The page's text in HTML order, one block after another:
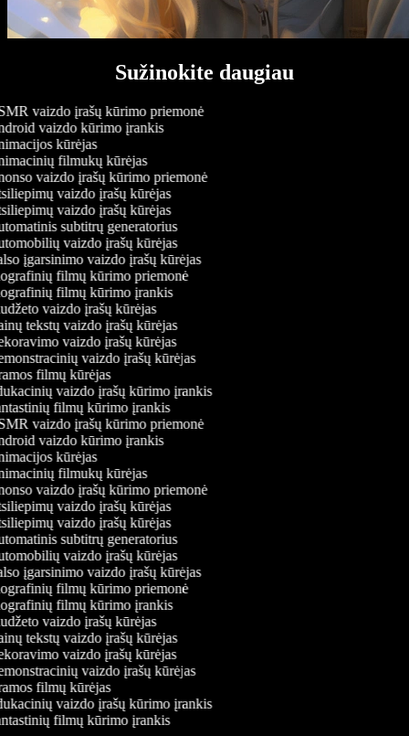
Sužinokite daugiau
vaizdo įrašų kūrimo priemonė
vaizdo kūrimo įrankis
kūrėjas
filmukų kūrėjas
vaizdo įrašų kūrimo priemonė
vaizdo įrašų kūrėjas
vaizdo įrašų kūrėjas
subtitrų generatorius
vaizdo įrašų kūrėjas
įgarsinimo vaizdo įrašų kūrėjas
filmų kūrimo priemonė
filmų kūrimo įrankis
vaizdo įrašų kūrėjas
tekstų vaizdo įrašų kūrėjas
vaizdo įrašų kūrėjas
vaizdo įrašų kūrėjas
filmų kūrėjas
vaizdo įrašų kūrimo įrankis
filmų kūrimo įrankis
vaizdo įrašų kūrimo priemonė
vaizdo kūrimo įrankis
kūrėjas
filmukų kūrėjas
vaizdo įrašų kūrimo priemonė
vaizdo įrašų kūrėjas
vaizdo įrašų kūrėjas
subtitrų generatorius
vaizdo įrašų kūrėjas
įgarsinimo vaizdo įrašų kūrėjas
filmų kūrimo priemonė
filmų kūrimo įrankis
vaizdo įrašų kūrėjas
tekstų vaizdo įrašų kūrėjas
vaizdo įrašų kūrėjas
vaizdo įrašų kūrėjas
filmų kūrėjas
vaizdo įrašų kūrimo įrankis
filmų kūrimo įrankis